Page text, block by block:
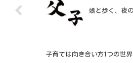
娘と歩く、夜
子育ては向き合い方1つの世界